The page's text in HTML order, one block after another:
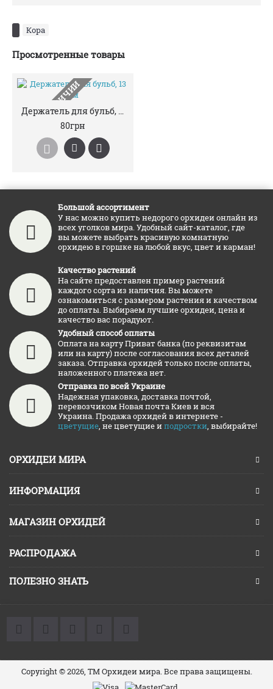
Кора
Просмотренные товары
НЕТ В НАЛИЧИИ
Держатель для бульб, 13 см
80грн
Большой ассортимент
У нас можно купить недорого орхидеи онлайн из
всех уголков мира. Удобный сайт-каталог, где
вы можете выбрать красивую комнатную
орхидею в горшке на любой вкус, цвет и карман!
Качество растений
На сайте предоставлен пример растений
каждого сорта из наличия. Вы можете
ознакомиться с размером растения и качеством
до оплаты. Выбираем лучшие орхидеи, цена и
качество вас порадуют.
Удобный способ оплаты
Оплата на карту Приват банка (по реквизитам
или на карту) после согласования всех деталей
заказа. Отправка орхидей только после оплаты,
наложенного платежа нет.
Отправка по всей Украине
Надежная упаковка, доставка почтой,
перевозчиком Новая почта Киев и вся
Украина. Продажа орхидей в интернете -
цветущие, не цветущие иподростки, выбирайте!
ОРХИДЕИ МИРА
ИНФОРМАЦИЯ
МАГАЗИН ОРХИДЕЙ
РАСПРОДАЖА
ПОЛЕЗНО ЗНАТЬ
Copyright © 2026, ТМ Орхидеи мира. Все права защищены.